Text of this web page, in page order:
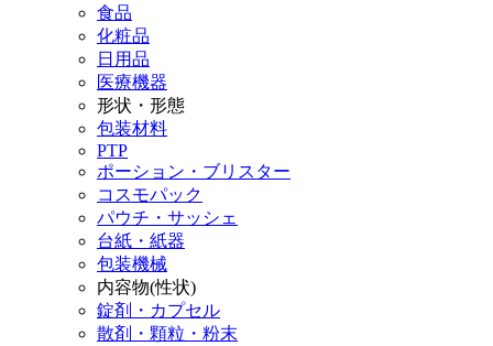
食品
化粧品
日用品
医療機器
形状・形態
包装材料
PTP
ポーション・ブリスター
コスモパック
パウチ・サッシェ
台紙・紙器
包装機械
内容物(性状)
錠剤・カプセル
散剤・顆粒・粉末